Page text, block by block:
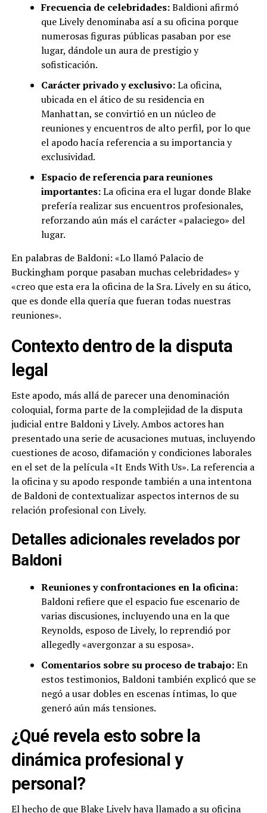
Frecuencia de celebridades:Baldioni afirmó
que Lively denominaba así a su oficina porque
numerosas figuras públicas pasaban por ese
lugar, dándole un aura de prestigio y
sofisticación.
Carácter privado y exclusivo:La oficina,
ubicada en el ático de su residencia en
Manhattan, se convirtió en un núcleo de
reuniones y encuentros de alto perfil, por lo que
el apodo hacía referencia a su importancia y
exclusividad.
Espacio de referencia para reuniones
importantes:La oficina era el lugar donde Blake
prefería realizar sus encuentros profesionales,
reforzando aún más el carácter «palaciego» del
lugar.
En palabras de Baldoni: «Lo llamó Palacio de
Buckingham porque pasaban muchas celebridades» y
«creo que esta era la oficina de la Sra. Lively en su ático,
que es donde ella quería que fueran todas nuestras
reuniones».
Contexto dentro de la disputa
legal
Este apodo, más allá de parecer una denominación
coloquial, forma parte de la complejidad de la disputa
judicial entre Baldoni y Lively. Ambos actores han
presentado una serie de acusaciones mutuas, incluyendo
cuestiones de acoso, difamación y condiciones laborales
en el set de la película «It Ends With Us». La referencia a
la oficina y su apodo responde también a una intentona
de Baldoni de contextualizar aspectos internos de su
relación profesional con Lively.
Detalles adicionales revelados por
Baldoni
Reuniones y confrontaciones en la oficina:
Baldoni refiere que el espacio fue escenario de
varias discusiones, incluyendo una en la que
Reynolds, esposo de Lively, lo reprendió por
allegedly «avergonzar a su esposa».
Comentarios sobre su proceso de trabajo:En
estos testimonios, Baldoni también explicó que se
negó a usar dobles en escenas íntimas, lo que
generó aún más tensiones.
¿Qué revela esto sobre la
dinámica profesional y
personal?
El hecho de que Blake Lively haya llamado a su oficina